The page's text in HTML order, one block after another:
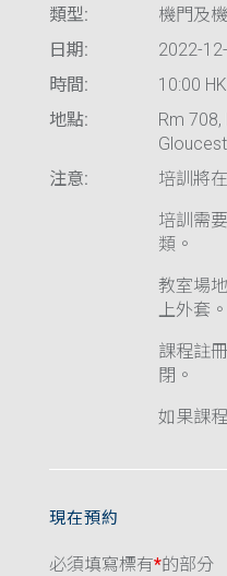
類型:
機門及
日期:
2022-
時間:
10:00
地點:
Rm
注意:
培訓將
培訓需
類。
教室場
上外套。
課程註
閉。
如果課
現在預約
必須填寫標有*的部分